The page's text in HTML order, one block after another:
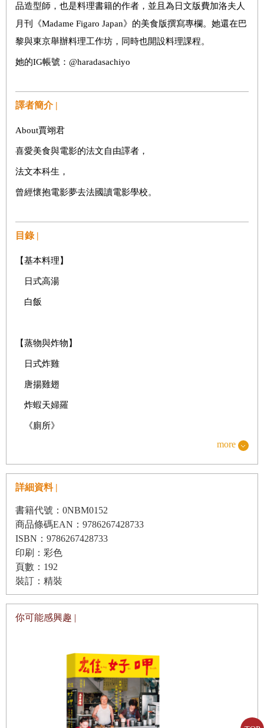
品造型師，也是料理書籍的作者，並且為日文版費加洛夫人
月刊《Madame Figaro Japan》的美食版撰寫專欄。她還在巴
黎與東京舉辦料理工作坊，同時也開設料理課程。
她的IG帳號：@haradasachiyo
譯者簡介 |
About賈翊君
喜愛美食與電影的法文自由譯者，
法文本科生，
曾經懷抱電影夢去法國讀電影學校。
目錄 |
【基本料理】
日式高湯
白飯
【蒸物與炸物】
日式炸雞
唐揚雞翅
炸蝦天婦羅
《廁所》
日式煎餃
蒸豆沙包
《小森食光》
蔬菜天婦羅
高麗菜炸什錦
關東煮
《舞伎家的料理人》
more
詳細資料 |
書籍代號：0NBM0152
商品條碼EAN：9786267428733
ISBN：9786267428733
印刷：彩色
頁數：192
裝訂：精裝
你可能感興趣 |